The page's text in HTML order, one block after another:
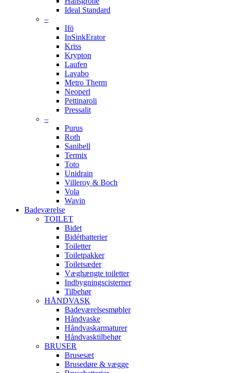
Ideal Standard
–
Ifö
InSinkErator
Kriss
Krypton
Laufen
Lavabo
Metro Therm
Neoperl
Pettinaroli
Pressalit
–
Purus
Roth
Sanibell
Termix
Toto
Unidrain
Villeroy & Boch
Vola
Wavin
Badeværelse
TOILET
Bidet
Bidétbatterier
Toiletter
Toiletpakker
Toiletsæder
Væghængte toiletter
Indbygningscisterner
Tilbehør
HÅNDVASK
Badeværelsesmøbler
Håndvaske
Håndvaskarmaturer
Håndvasktilbehør
BRUSER
Brusesæt
Brusedøre & vægge